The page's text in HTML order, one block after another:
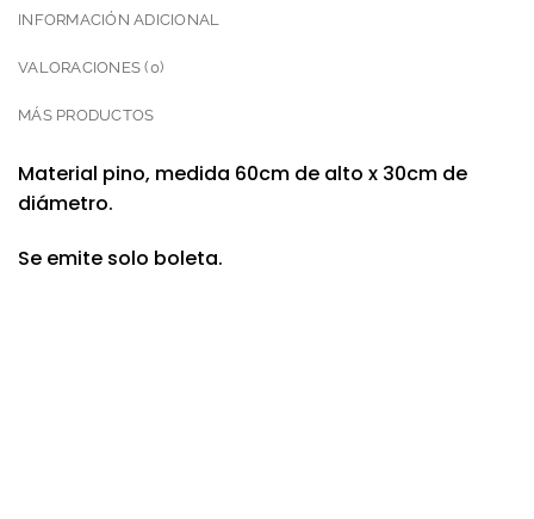
INFORMACIÓN ADICIONAL
VALORACIONES (0)
MÁS PRODUCTOS
Material pino, medida 60cm de alto x 30cm de
diámetro.
Se emite solo boleta.